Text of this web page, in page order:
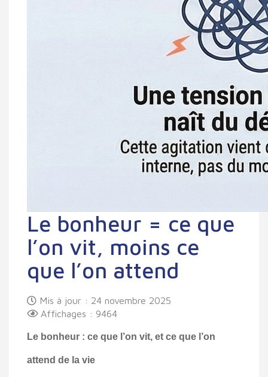
Le bonheur = ce que
l’on vit, moins ce
que l’on attend
Mis à jour : 24 novembre 2025
Affichages : 9464
Le bonheur : ce que l’on vit, et ce que l’on
attend de la vie